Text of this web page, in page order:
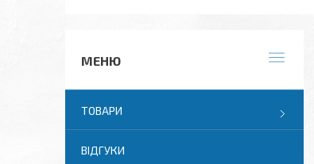
ТОВАРИ
ВІДГУКИ